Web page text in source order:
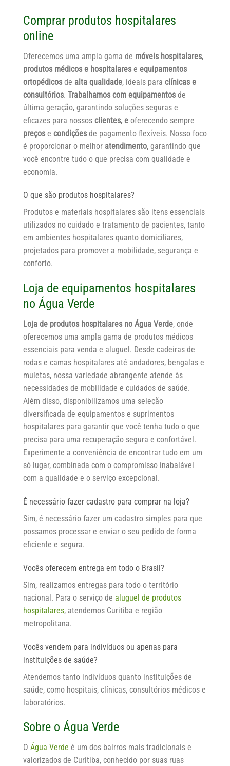
Comprar produtos hospitalares
online
Oferecemos uma ampla gama de móveis hospitalares,
produtos médicos e hospitalares e equipamentos
ortopédicos de alta qualidade, ideais para clínicas e
consultórios. Trabalhamos com equipamentos de
última geração, garantindo soluções seguras e
eficazes para nossos clientes, e oferecendo sempre
preços e condições de pagamento flexíveis. Nosso foco
é proporcionar o melhor atendimento, garantindo que
você encontre tudo o que precisa com qualidade e
economia.
O que são produtos hospitalares?
Produtos e materiais hospitalares são itens essenciais
utilizados no cuidado e tratamento de pacientes, tanto
em ambientes hospitalares quanto domiciliares,
projetados para promover a mobilidade, segurança e
conforto.
Loja de equipamentos hospitalares
no Água Verde
Loja de produtos hospitalares no Água Verde, onde
oferecemos uma ampla gama de produtos médicos
essenciais para venda e aluguel. Desde cadeiras de
rodas e camas hospitalares até andadores, bengalas e
muletas, nossa variedade abrangente atende às
necessidades de mobilidade e cuidados de saúde.
Além disso, disponibilizamos uma seleção
diversificada de equipamentos e suprimentos
hospitalares para garantir que você tenha tudo o que
precisa para uma recuperação segura e confortável.
Experimente a conveniência de encontrar tudo em um
só lugar, combinada com o compromisso inabalável
com a qualidade e o serviço excepcional.
É necessário fazer cadastro para comprar na loja?
Sim, é necessário fazer um cadastro simples para que
possamos processar e enviar o seu pedido de forma
eficiente e segura.
Vocês oferecem entrega em todo o Brasil?
Sim, realizamos entregas para todo o território
nacional. Para o serviço de aluguel de produtos
hospitalares, atendemos Curitiba e região
metropolitana.
Vocês vendem para indivíduos ou apenas para
instituições de saúde?
Atendemos tanto indivíduos quanto instituições de
saúde, como hospitais, clínicas, consultórios médicos e
laboratórios.
Sobre o Água Verde
O Água Verde é um dos bairros mais tradicionais e
valorizados de Curitiba, conhecido por suas ruas